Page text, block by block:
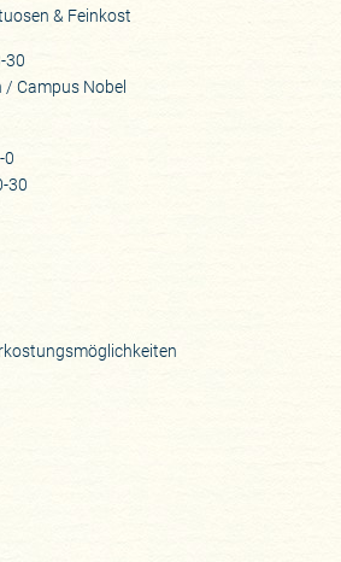
& Feinkost
30
Campus Nobel
0
30